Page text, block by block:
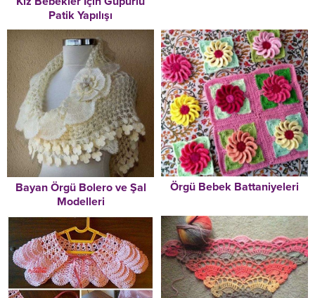
Patik Yapılışı
Bayan Örgü Bolero ve Şal
Modelleri
Örgü Bebek Battaniyeleri